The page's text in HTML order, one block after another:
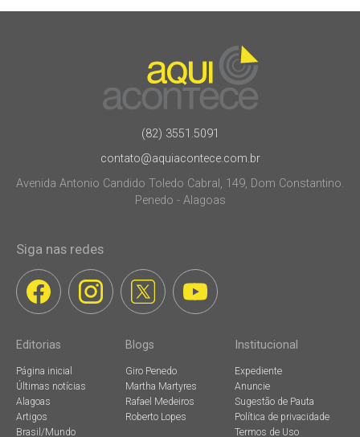
(82) 3551.5091
contato@aquiacontece.com.br
Avenida Antonio Candido Toledo Cabral, 149, Dom Constantino.
Penedo - Alagoas
Siga nas redes
Editorias
Página inicial
Últimas notícias
Alagoas
Artigos
Brasil/Mundo
Blogs
Giro Penedo
Martha Martyres
Rafael Medeiros
Roberto Lopes
Institucional
Expediente
Anuncie
Sugestão de Pauta
Política de privacidade
Termos de Uso